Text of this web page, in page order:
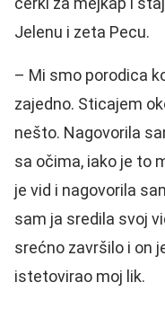
Jelenu i zeta Pecu.
– Mi smo porodica
zajedno. Sticajem
nešto. Nagovorila
sa očima, iako je to
je vid i nagovorila
sam ja sredila svoj
srećno završilo i on
istetovirao moj lik.